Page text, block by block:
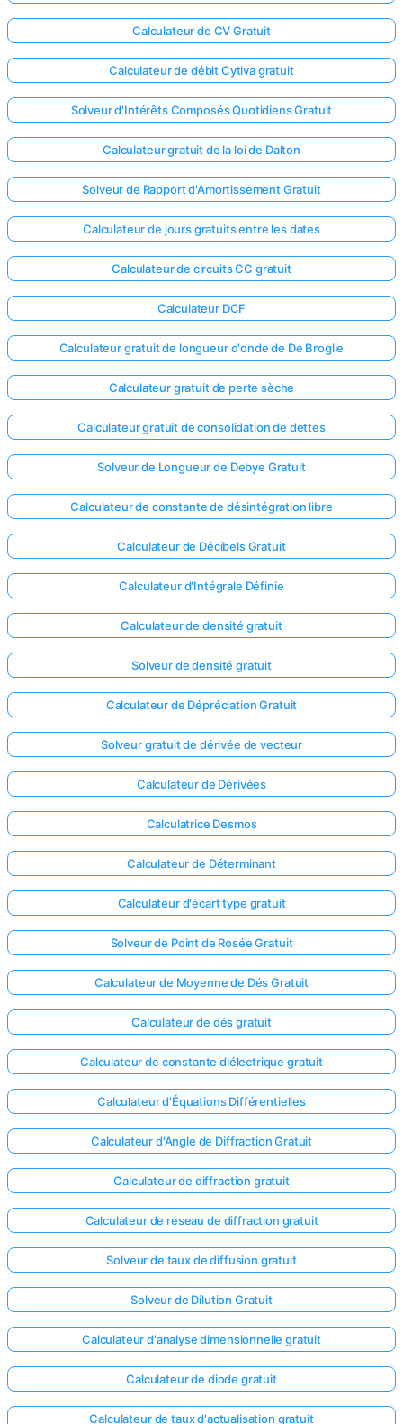
Connectez-
Calculateur de CV Gratuit
Calculateur de débit Cytiva gratuit
Solveur d'Intérêts Composés Quotidiens Gratuit
Calculateur gratuit de la loi de Dalton
Solveur de Rapport d'Amortissement Gratuit
Calculateur de jours gratuits entre les dates
Calculateur de circuits CC gratuit
Calculateur DCF
Calculateur gratuit de longueur d'onde de De Broglie
Calculateur gratuit de perte sèche
Calculateur gratuit de consolidation de dettes
Solveur de Longueur de Debye Gratuit
Calculateur de constante de désintégration libre
Calculateur de Décibels Gratuit
Calculateur d'Intégrale Définie
Calculateur de densité gratuit
Solveur de densité gratuit
Calculateur de Dépréciation Gratuit
Solveur gratuit de dérivée de vecteur
Calculateur de Dérivées
Calculatrice Desmos
Calculateur de Déterminant
Calculateur d'écart type gratuit
Solveur de Point de Rosée Gratuit
Calculateur de Moyenne de Dés Gratuit
Calculateur de dés gratuit
Calculateur de constante diélectrique gratuit
Calculateur d'Équations Différentielles
Calculateur d'Angle de Diffraction Gratuit
Calculateur de diffraction gratuit
Calculateur de réseau de diffraction gratuit
Solveur de taux de diffusion gratuit
Solveur de Dilution Gratuit
Calculateur d'analyse dimensionnelle gratuit
Calculateur de diode gratuit
Calculateur de taux d'actualisation gratuit